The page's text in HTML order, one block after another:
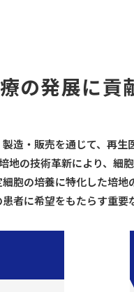
の発展に貢
造・販売を通じて、再
の技術革新により、細
胞の培養に特化した培
者に希望をもたらす重要